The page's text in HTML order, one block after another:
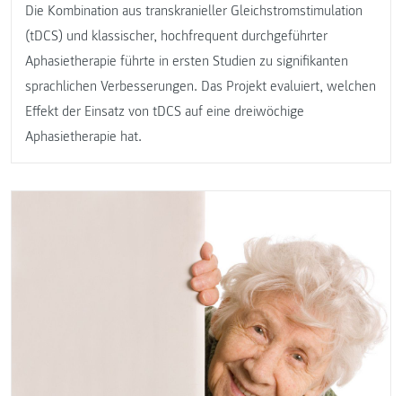
Die Kombination aus transkranieller Gleichstromstimulation
(tDCS) und klassischer, hochfrequent durchgeführter
Aphasietherapie führte in ersten Studien zu signifikanten
sprachlichen Verbesserungen. Das Projekt evaluiert, welchen
Effekt der Einsatz von tDCS auf eine dreiwöchige
Aphasietherapie hat.